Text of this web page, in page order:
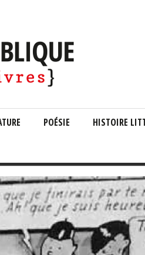
POÉSIE HISTOIRE